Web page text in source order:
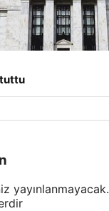
yayınlanmayacak.